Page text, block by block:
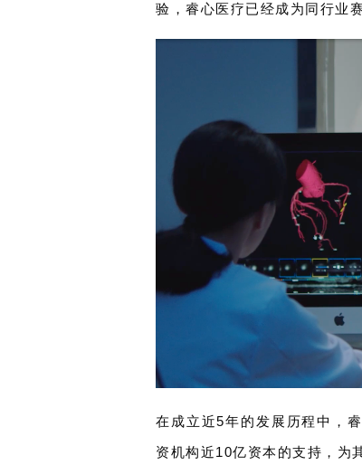
验，睿心医疗已经成为同行业
在成立近5年的发展历程中，
资机构近10亿资本的支持，为